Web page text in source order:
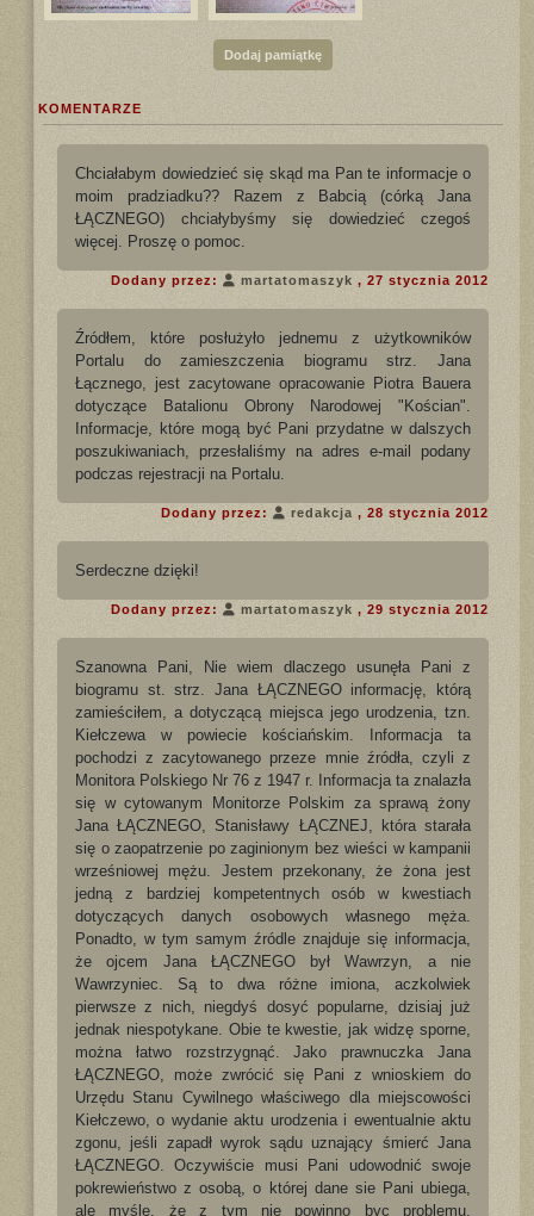
Dodaj pamiątkę
KOMENTARZE
Chciałabym dowiedzieć się skąd ma Pan te informacje o
moim pradziadku?? Razem z Babcią (córką Jana
ŁĄCZNEGO) chciałybyśmy się dowiedzieć czegoś
więcej. Proszę o pomoc.
Dodany przez: martatomaszyk , 27 stycznia 2012
Źródłem, które posłużyło jednemu z użytkowników
Portalu do zamieszczenia biogramu strz. Jana
Łącznego, jest zacytowane opracowanie Piotra Bauera
dotyczące Batalionu Obrony Narodowej "Kościan".
Informacje, które mogą być Pani przydatne w dalszych
poszukiwaniach, przesłaliśmy na adres e-mail podany
podczas rejestracji na Portalu.
Dodany przez: redakcja , 28 stycznia 2012
Serdeczne dzięki!
Dodany przez: martatomaszyk , 29 stycznia 2012
Szanowna Pani, Nie wiem dlaczego usunęła Pani z
biogramu st. strz. Jana ŁĄCZNEGO informację, którą
zamieściłem, a dotyczącą miejsca jego urodzenia, tzn.
Kiełczewa w powiecie kościańskim. Informacja ta
pochodzi z zacytowanego przeze mnie źródła, czyli z
Monitora Polskiego Nr 76 z 1947 r. Informacja ta znalazła
się w cytowanym Monitorze Polskim za sprawą żony
Jana ŁĄCZNEGO, Stanisławy ŁĄCZNEJ, która starała
się o zaopatrzenie po zaginionym bez wieści w kampanii
wrześniowej mężu. Jestem przekonany, że żona jest
jedną z bardziej kompetentnych osób w kwestiach
dotyczących danych osobowych własnego męża.
Ponadto, w tym samym źródle znajduje się informacja,
że ojcem Jana ŁĄCZNEGO był Wawrzyn, a nie
Wawrzyniec. Są to dwa różne imiona, aczkolwiek
pierwsze z nich, niegdyś dosyć popularne, dzisiaj już
jednak niespotykane. Obie te kwestie, jak widzę sporne,
można łatwo rozstrzygnąć. Jako prawnuczka Jana
ŁĄCZNEGO, może zwrócić się Pani z wnioskiem do
Urzędu Stanu Cywilnego właściwego dla miejscowości
Kiełczewo, o wydanie aktu urodzenia i ewentualnie aktu
zgonu, jeśli zapadł wyrok sądu uznający śmierć Jana
ŁĄCZNEGO. Oczywiście musi Pani udowodnić swoje
pokrewieństwo z osobą, o której dane sie Pani ubiega,
ale myślę, że z tym nie powinno byc problemu.